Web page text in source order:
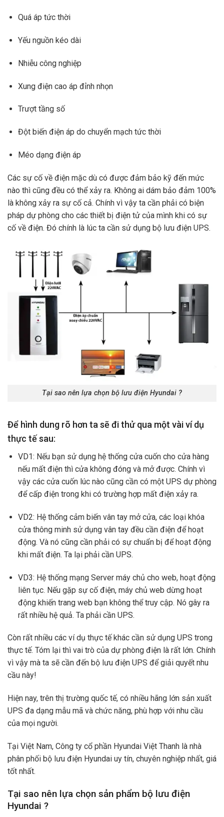
Quá áp tức thời
Yếu nguồn kéo dài
Nhiễu công nghiệp
Xung điện cao áp đỉnh nhọn
Trượt tầng số
Đột biến điện áp do chuyển mạch tức thời
Méo dạng điện áp
Các sự cố về điện mặc dù có được đảm bảo kỹ đến mức
nào thì cũng đều có thể xảy ra. Không ai dám bảo đảm 100%
là không xảy ra sự cố cả. Chính vì vậy ta cần phải có biện
pháp dự phòng cho các thiết bị điện tử của mình khi có sự
cố về điện. Đó chính là lúc ta cần sử dụng bộ lưu điện UPS.
Tại sao nên lựa chọn bộ lưu điện Hyundai ?
Để hình dung rõ hơn ta sẽ đi thử qua một vài ví dụ
thực tế sau:
VD1: Nếu bạn sử dụng hệ thống cửa cuốn cho cửa hàng
nếu mất điện thì cửa không đóng và mở được. Chính vì
vậy các cửa cuốn lúc nào cũng cần có một UPS dự phòng
để cấp điện trong khi có trường hợp mất điện xảy ra.
VD2: Hệ thống cảm biến vân tay mở cửa, các loại khóa
cửa thông minh sử dụng vân tay đều cần điện để hoạt
động. Và nó cũng cần phải có sự chuẩn bị để hoạt động
khi mất điện. Ta lại phải cần UPS.
VD3: Hệ thống mạng Server máy chủ cho web, hoạt động
liên tục. Nếu gặp sự cố điện, máy chủ web dừng hoạt
động khiến trang web bạn không thể truy cập. Nó gây ra
rất nhiều hệ quả. Ta phải cần UPS.
Còn rất nhiều các ví dụ thực tế khác cần sử dụng UPS trong
thực tế. Tóm lại thì vai trò của dự phòng điện là rất lớn. Chính
vì vậy mà ta sẽ cần đến bộ lưu điện UPS để giải quyết nhu
cầu này!
Hiện nay, trên thị trường quốc tế, có nhiều hãng lớn sản xuất
UPS đa dạng mẫu mã và chức năng, phù hợp với nhu cầu
của mọi người.
Tại Việt Nam, Công ty cổ phần Hyundai Việt Thanh là nhà
phân phối bộ lưu điện Hyundai uy tín, chuyên nghiệp nhất, giá
tốt nhất.
Tại sao nên lựa chọn sản phẩm bộ lưu điện
Hyundai ?